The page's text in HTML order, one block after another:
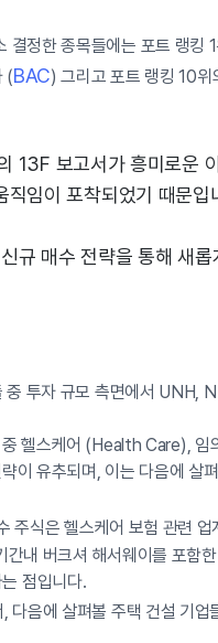
결정한 종목들에는 포트 랭킹
(BAC) 그리고 포트 랭킹 10위
13F 보고서가 흥미로운
임이 포착되었기 때문입
규 매수 전략을 통해 새롭
투자 규모 측면에서 UNH,
헬스케어 (Health Care),
유추되며, 이는 다음에 살
주식은 헬스케어 보험 관련
내 버크셔 해서웨이를 포함
점입니다.
다음에 살펴볼 주택 건설 기업